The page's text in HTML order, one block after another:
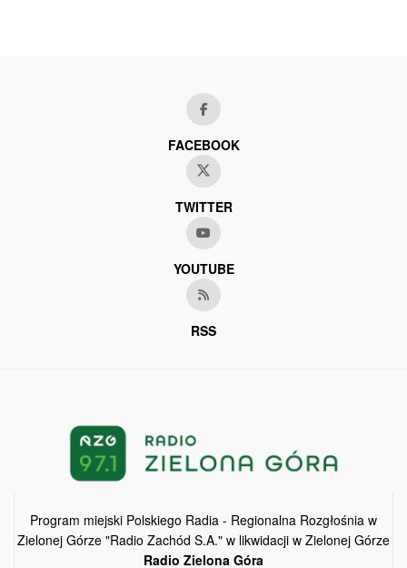
FACEBOOK
TWITTER
YOUTUBE
RSS
Program miejski Polskiego Radia - Regionalna Rozgłośnia w
Zielonej Górze "Radio Zachód S.A." w likwidacji w Zielonej Górze
Radio Zielona Góra